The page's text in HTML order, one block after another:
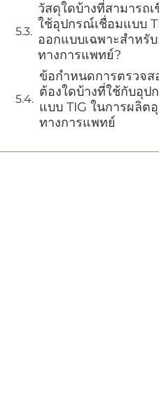
วัสดุใดบ้างที่สามารถ
ใช้อุปกรณ์เชื่อมแบบ
ออกแบบเฉพาะสำหรั
ทางการแพทย์?
ข้อกำหนดการตรวจส
ต้องใดบ้างที่ใช้กับอุป
แบบ TIG ในการผลิต
ทางการแพทย์